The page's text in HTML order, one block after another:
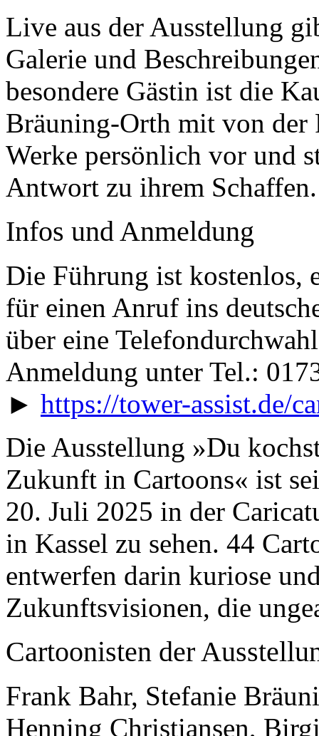
Live aus der Ausstellung
Galerie und
besondere Gästin ist die
Bräuning-Orth mit von der
Werke persönlich vor und
Antwort zu ihrem Schaffen.
Infos und Anmeldung
Die Führung ist kostenlos,
für einen Anruf ins
über eine
Anmeldung unter Tel.:
► https://tower-assist.de/
Die Ausstellung »Du
Zukunft in Cartoons« ist
20. Juli 2025 in der
in Kassel zu sehen. 44
entwerfen darin kuriose
Zukunftsvisionen, die
Cartoonisten der
Frank Bahr, Stefanie
Henning Christiansen,